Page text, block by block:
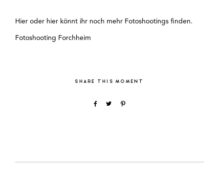
Hier oder hier könnt ihr noch mehr Fotoshootings finden.
Fotoshooting Forchheim
SHARE THIS MOMENT